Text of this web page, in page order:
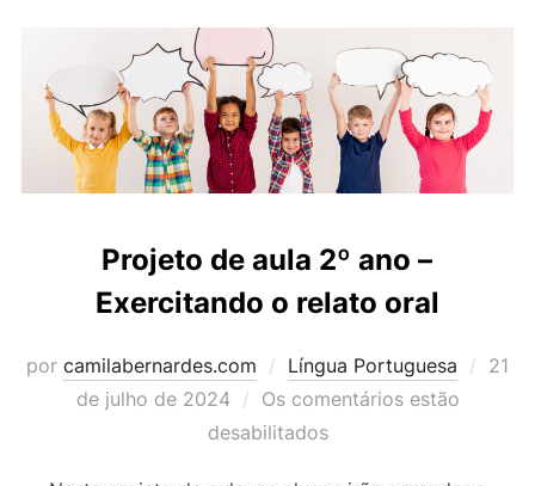
Projeto de aula 2º ano –
Exercitando o relato oral
por camilabernardes.com Língua Portuguesa
21
de julho de 2024
Os comentários estão
desabilitados